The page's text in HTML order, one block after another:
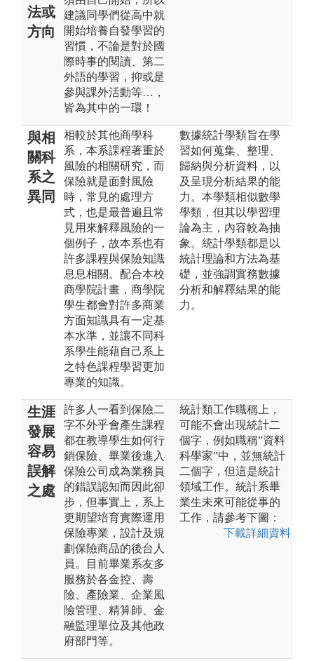
法或
方向
建議同學們從高中就
開始培養自發學習的
習慣，不論是對於國
際時事的閱讀、第二
外語的學習，抑或是
參與課外活動等…，
皆為其中的一環！
與相
關科
系之
異同
相較於其他商學科
系，本系課程著重於
風險的相關研究，而
保險就是面對風險
時，常見的處理方
式，也是最普遍且常
見用來解釋風險的一
個例子，故本系也有
許多課程與保險知識
息息相關。配合本校
商學院計畫，商學院
學生都會對許多商業
方面知識具有一定基
本水準，並讓不同科
系學生能藉自己系上
之特色課程學習更加
專業的知識。
數據統計學類旨在學
習如何蒐集、整理、
歸納與分析資料，以
及呈現分析結果的能
力。本學類相似數學
學類，但其以學習理
論為主，內容較為抽
象。統計學類都是以
統計理論和方法為基
礎，並強調實務數據
分析和解釋結果的能
力。
生涯
發展
容易
誤解
之處
許多人一看到保險二
字不外乎會產生課程
都在教導學生如何行
銷保險、畢業後進入
保險公司成為業務員
的錯誤認知而因此卻
步，但事實上，系上
更期望培育實際運用
保險專業，設計及規
劃保險商品的後台人
員。目前畢業系友多
服務於各金控、壽
險、產險業、企業風
險管理、精算師、金
融監理單位及其他政
府部門等。
統計類工作職稱上，
可能不會出現統計二
個字，例如職稱”資料
科學家”中，並無統計
二個字，但這是統計
領域工作。統計系畢
業生未來可能從事的
工作，請參考下圖：
下載詳細資料